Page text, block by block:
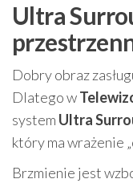
Ultra
Dobry obraz
Dlatego w
system Ultra
który ma wrażenie
Brzmienie jest